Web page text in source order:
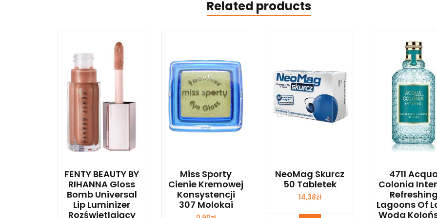
Related products
FENTY BEAUTY BY
RIHANNA Gloss
Bomb Universal
Lip Luminizer
Rozświetlający
Miss Sporty
Cienie Kremowej
Konsystencji
307 Molokai
NeoMag Skurcz
50 Tabletek
14,38zł
4711
Colonia
Refreshing
Lagoons Of
Woda